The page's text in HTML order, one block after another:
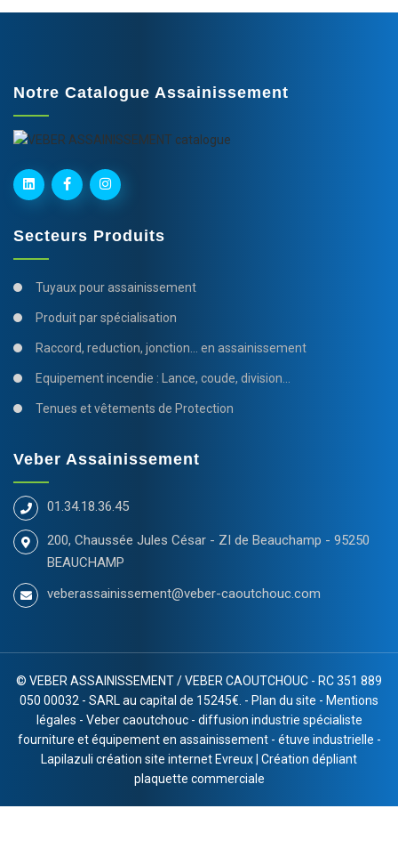
Notre Catalogue Assainissement
Secteurs Produits
Tuyaux pour assainissement
Produit par spécialisation
Raccord, reduction, jonction... en assainissement
Equipement incendie : Lance, coude, division...
Tenues et vêtements de Protection
Veber Assainissement
01.34.18.36.45
200, Chaussée Jules César - ZI de Beauchamp - 95250
BEAUCHAMP
veberassainissement@veber-caoutchouc.com
© VEBER ASSAINISSEMENT / VEBER CAOUTCHOUC - RC 351 889
050 00032 - SARL au capital de 15245€. - Plan du site - Mentions
légales - Veber caoutchouc- diffusion industrie spécialiste
fourniture et équipement en assainissement- étuve industrielle -
Lapilazuli création site internet Evreux Création dépliant
plaquette commerciale